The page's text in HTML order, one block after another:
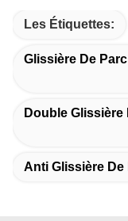
Les Étiquettes:
Glissière De
Double
Anti Glissière